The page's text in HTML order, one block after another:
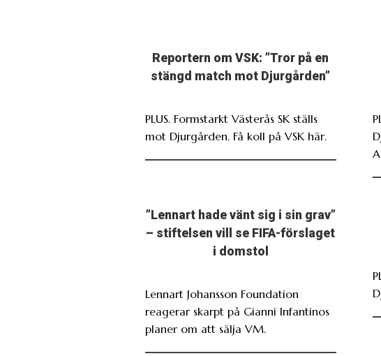
Reportern om VSK: ”Tror på en
stängd match mot Djurgården”
PLUS. Formstarkt Västerås SK ställs
mot Djurgården. Få koll på VSK här.
”Lennart hade vänt sig i sin grav”
– stiftelsen vill se FIFA-förslaget
i domstol
Lennart Johansson Foundation
reagerar skarpt på Gianni Infantinos
planer om att sälja VM.